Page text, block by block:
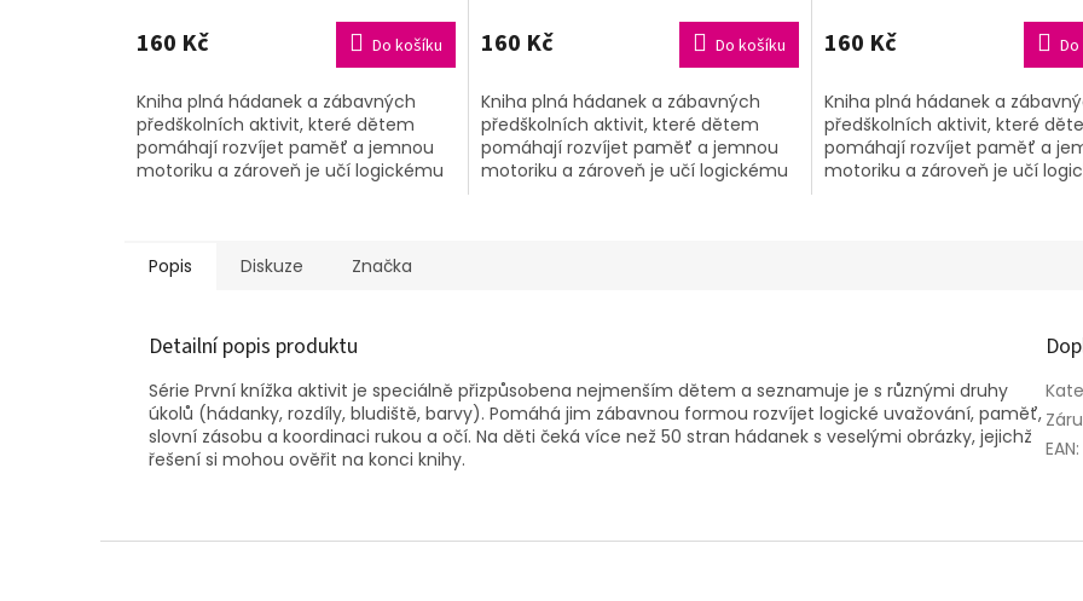
160 Kč Do košíku
Kniha plná hádanek a zábavných
předškolních aktivit, které dětem
pomáhají rozvíjet paměť a jemnou
motoriku a zároveň je učí logickému
160 Kč Do košíku
Kniha plná hádanek a zábavných
předškolních aktivit, které dětem
pomáhají rozvíjet paměť a jemnou
motoriku a zároveň je učí logickému
160 Kč
Kniha plná hádanek a
předškolních aktivit, které
pomáhají rozvíjet paměť a
motoriku a zároveň je učí
Popis Diskuze Značka
Detailní popis produktu
Série První knížka aktivit je speciálně přizpůsobena nejmenším dětem a seznamuje je s různými druhy
úkolů (hádanky, rozdíly, bludiště, barvy). Pomáhá jim zábavnou formou rozvíjet logické uvažování, paměť,
slovní zásobu a koordinaci rukou a očí. Na děti čeká více než 50 stran hádanek s veselými obrázky, jejichž
řešení si mohou ověřit na konci knihy.
EAN: